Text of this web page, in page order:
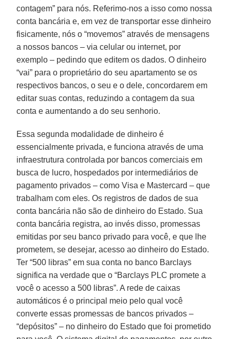
contagem” para nós. Referimo-nos a isso como nossa
conta bancária e, em vez de transportar esse dinheiro
fisicamente, nós o “movemos” através de mensagens
a nossos bancos – via celular ou internet, por
exemplo – pedindo que editem os dados. O dinheiro
“vai” para o proprietário do seu apartamento se os
respectivos bancos, o seu e o dele, concordarem em
editar suas contas, reduzindo a contagem da sua
conta e aumentando a do seu senhorio.
Essa segunda modalidade de dinheiro é
essencialmente privada, e funciona através de uma
infraestrutura controlada por bancos comerciais em
busca de lucro, hospedados por intermediários de
pagamento privados – como Visa e Mastercard – que
trabalham com eles. Os registros de dados de sua
conta bancária não são de dinheiro do Estado. Sua
conta bancária registra, ao invés disso, promessas
emitidas por seu banco privado para você, e que lhe
prometem, se desejar, acesso ao dinheiro do Estado.
Ter “500 libras” em sua conta no banco Barclays
significa na verdade que o “Barclays PLC promete a
você o acesso a 500 libras”. A rede de caixas
automáticos é o principal meio pelo qual você
converte essas promessas de bancos privados –
“depósitos” – no dinheiro do Estado que foi prometido